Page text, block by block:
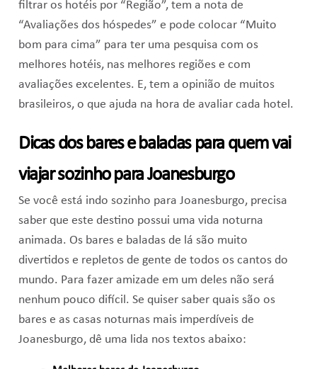
filtrar os hotéis por “Região”, tem a nota de
“Avaliações dos hóspedes” e pode colocar “Muito
bom para cima” para ter uma pesquisa com os
melhores hotéis, nas melhores regiões e com
avaliações excelentes. E, tem a opinião de muitos
brasileiros, o que ajuda na hora de avaliar cada hotel.
Dicas dos bares e baladas para quem vai
viajar sozinho para Joanesburgo
Se você está indo sozinho para Joanesburgo, precisa
saber que este destino possui uma vida noturna
animada. Os bares e baladas de lá são muito
divertidos e repletos de gente de todos os cantos do
mundo. Para fazer amizade em um deles não será
nenhum pouco difícil. Se quiser saber quais são os
bares e as casas noturnas mais imperdíveis de
Joanesburgo, dê uma lida nos textos abaixo: